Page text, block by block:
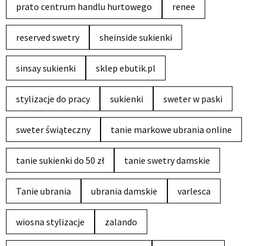
prato centrum handlu hurtowego renee
reserved swetry sheinside sukienki
sinsay sukienki sklep ebutik.pl
stylizacje do pracy sukienki sweter w paski
sweter świąteczny tanie markowe ubrania online
tanie sukienki do 50 zł tanie swetry damskie
Tanie ubrania ubrania damskie varlesca
wiosna stylizacje zalando